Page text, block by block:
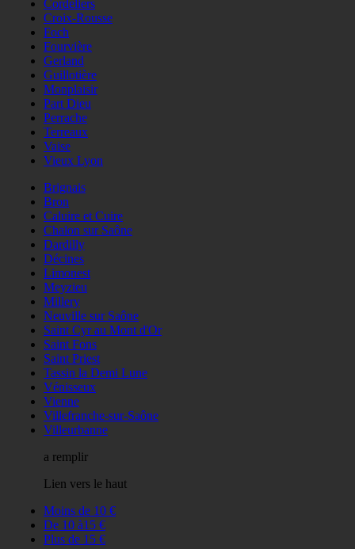
Cordeliers
Croix-Rousse
Foch
Fourvière
Gerland
Guillotière
Monplaisir
Part Dieu
Perrache
Terreaux
Vaise
Vieux Lyon
Brignais
Bron
Caluire et Cuire
Chalon sur Saône
Dardilly
Décines
Limonest
Meyzieu
Millery
Neuville sur Saône
Saint Cyr au Mont d'Or
Saint Fons
Saint Priest
Tassin la Demi Lune
Vénisseux
Vienne
Villefranche-sur-Saône
Villeurbanne
a remplir
Lien vers le haut
Moins de 10 €
De 10 à15 €
Plus de 15 €